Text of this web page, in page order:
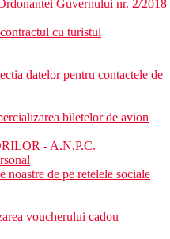
Guvernului nr. 2/2018
cu turistul
datelor pentru contactele de
biletelor de avion
- A.N.P.C.
noastre de pe retelele sociale
voucherului cadou